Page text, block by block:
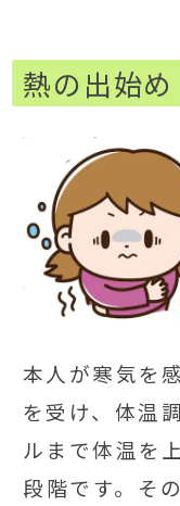
熱の出始め
本人が寒気を
を受け、体温
ルまで体温を
段階です。そ